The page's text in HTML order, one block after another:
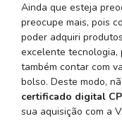
Ainda que esteja
preocupe mais, pois
poder adquiri
excelente tecnologia,
também contar com
bolso. Deste modo,
certificado digital
sua aquisição com a